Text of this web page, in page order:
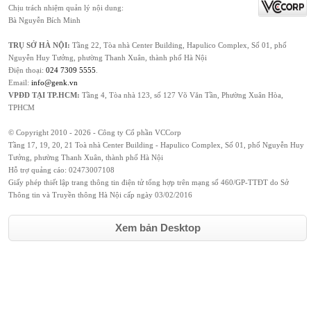
Chịu trách nhiệm quản lý nội dung:
Bà Nguyễn Bích Minh
TRỤ SỞ HÀ NỘI: Tầng 22, Tòa nhà Center Building, Hapulico Complex, Số 01, phố
Nguyễn Huy Tưởng, phường Thanh Xuân, thành phố Hà Nội
Điện thoại: 024 7309 5555
Email: info@genk.vn
VPĐD TẠI TP.HCM: Tầng 4, Tòa nhà 123, số 127 Võ Văn Tần, Phường Xuân Hòa,
TPHCM
© Copyright 2010 - 2026 - Công ty Cổ phần VCCorp
Tầng 17, 19, 20, 21 Toà nhà Center Building - Hapulico Complex, Số 01, phố Nguyễn Huy
Tưởng, phường Thanh Xuân, thành phố Hà Nội
Hỗ trợ quảng cáo: 02473007108
Giấy phép thiết lập trang thông tin điện tử tổng hợp trên mạng số 460/GP-TTĐT do Sở
Thông tin và Truyền thông Hà Nội cấp ngày 03/02/2016
Xem bản Desktop